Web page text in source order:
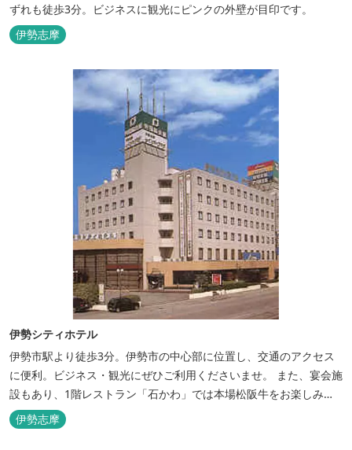
ずれも徒歩3分。ビジネスに観光にピンクの外壁が目印です。
伊勢志摩
伊勢シティホテル
伊勢市駅より徒歩3分。伊勢市の中心部に位置し、交通のアクセス
に便利。ビジネス・観光にぜひご利用くださいませ。 また、宴会施
設もあり、1階レストラン「石かわ」では本場松阪牛をお楽しみい
ただけます。
伊勢志摩